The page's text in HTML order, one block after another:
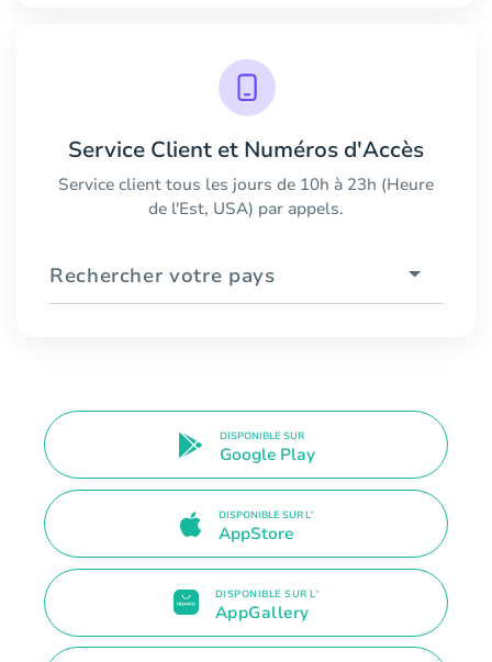
Service Client et Numéros d'Accès
Service client tous les jours de 10h à 23h (Heure
de l'Est, USA) par appels.
Rechercher votre pays
DISPONIBLE SUR
Google Play
DISPONIBLE SUR L'
AppStore
DISPONIBLE SUR L'
AppGallery